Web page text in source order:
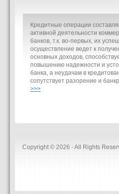
Кредитные операции
активной деятельности
банков, т.к. во-первых, их
осуществление ведет к
основных доходов,
повышению надежности и
банка, а неудачам в
сопутствует разорение и
>>>
Copyright © 2026 - All Rights